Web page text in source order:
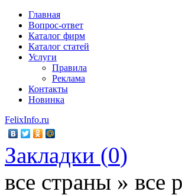
Главная
Вопрос-ответ
Каталог фирм
Каталог статей
Услуги
Правила
Реклама
Контакты
Новинка
FelixInfo.ru
Закладки (0)
все страны » все